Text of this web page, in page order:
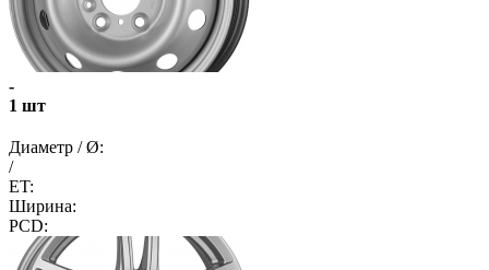
-
1 шт
Диаметр / Ø:
/
ET:
Ширина:
PCD: